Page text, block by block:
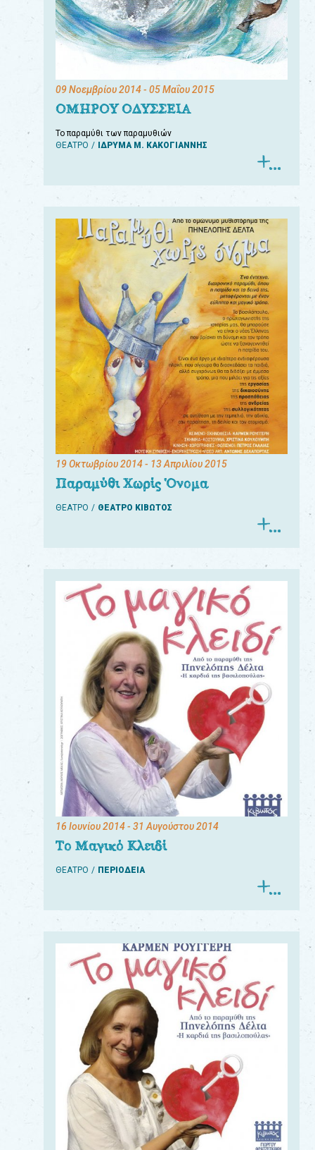
09 Νοεμβρίου 2014- 05 Μαΐου 2015
ΟΜΗΡΟΥ ΟΔΥΣΣΕΙΑ
Το παραμύθι των παραμυθιών
ΘΕΑΤΡΟ
ΙΔΡΥΜΑ Μ. ΚΑΚΟΓΙΑΝΝΗΣ
19 Οκτωβρίου 2014- 13 Απριλίου 2015
Παραμύθι Χωρίς Όνομα
ΘΕΑΤΡΟ ΘΕΑΤΡΟ ΚΙΒΩΤΟΣ
16 Ιουνίου 2014- 31 Αυγούστου 2014
Το Μαγικό Κλειδί
ΘΕΑΤΡΟ ΠΕΡΙΟΔΕΙΑ